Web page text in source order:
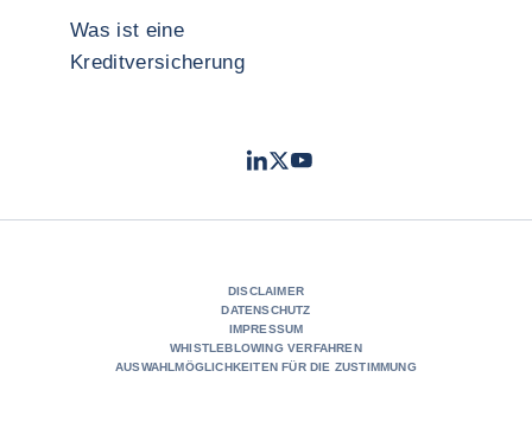
Was ist eine
Kreditversicherung
LinkedIn
TwitterYouTube
DISCLAIMER
DATENSCHUTZ
IMPRESSUM
WHISTLEBLOWING VERFAHREN
AUSWAHLMÖGLICHKEITEN FÜR DIE ZUSTIMMUNG